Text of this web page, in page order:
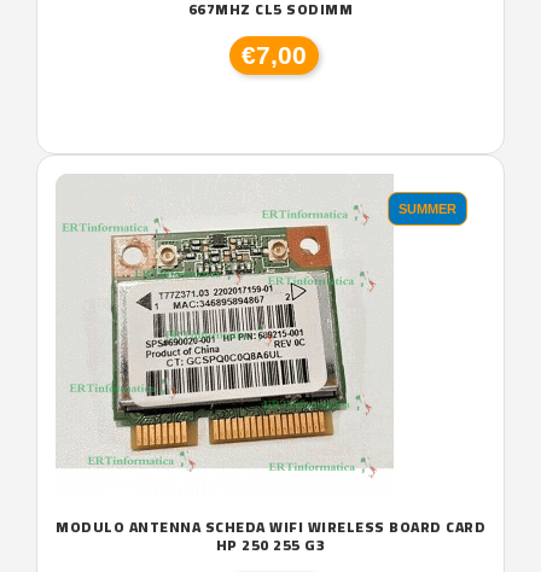
667MHZ CL5 SODIMM
€7,00
SUMMER
MODULO ANTENNA SCHEDA WIFI WIRELESS BOARD CARD
HP 250 255 G3